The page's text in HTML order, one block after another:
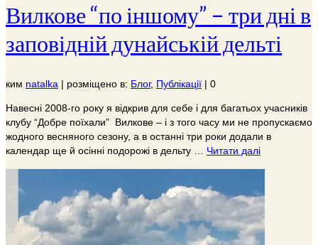
Вилкове “по іншому” – три дні в
заповідній дунайській дельті
ким natalka | розміщено в: Блог, Публікації | 0
Навесні 2008-го року я відкрив для себе і для багатьох учасників
клубу “Добре поїхали” Вилкове – і з того часу ми не пропускаємо
жодного весняного сезону, а в останні три роки додали в
календар ще й осінні подорожі в дельту … Читати далі